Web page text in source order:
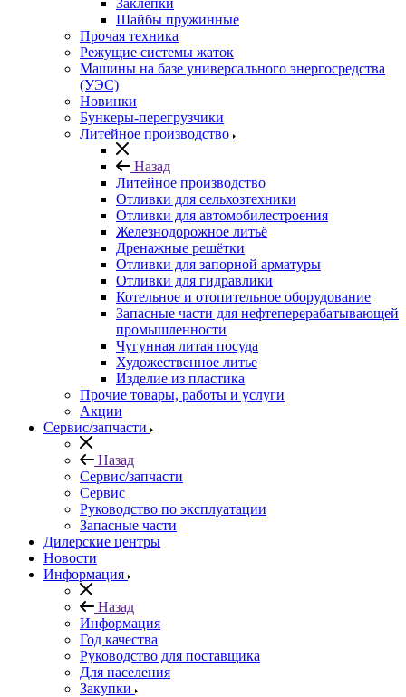
Заклепки
Шайбы пружинные
Прочая техника
Режущие системы жаток
Машины на базе универсального энергосредства
(УЭС)
Новинки
Бункеры-перегрузчики
Литейное производство
Назад
Литейное производство
Отливки для сельхозтехники
Отливки для автомобилестроения
Железнодорожное литьё
Дренажные решётки
Отливки для запорной арматуры
Отливки для гидравлики
Котельное и отопительное оборудование
Запасные части для нефтеперерабатывающей
промышленности
Чугунная литая посуда
Художественное литье
Изделие из пластика
Прочие товары, работы и услуги
Акции
Сервис/запчасти
Назад
Сервис/запчасти
Сервис
Руководство по эксплуатации
Запасные части
Дилерские центры
Новости
Информация
Назад
Информация
Год качества
Руководство для поставщика
Для населения
Закупки